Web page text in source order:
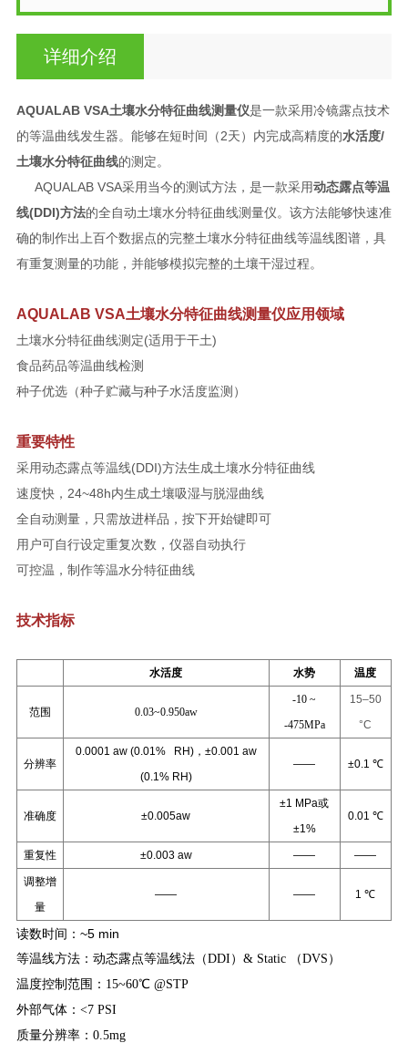
详细介绍
AQUALAB VSA土壤水分特征曲线测量仪是一款采用冷镜露点技术
的等温曲线发生器。能够在短时间（2天）内完成高精度的水活度/
土壤水分特征曲线的测定。
AQUALAB VSA采用当今的测试方法，是一款采用动态露点等温
线(DDI)方法的全自动土壤水分特征曲线测量仪。该方法能够快速准
确的制作出上百个数据点的完整土壤水分特征曲线等温线图谱，具
有重复测量的功能，并能够模拟完整的土壤干湿过程。
AQUALAB VSA土壤水分特征曲线测量仪应用领域
土壤水分特征曲线测定(适用于干土)
食品药品等温曲线检测
种子优选（种子贮藏与种子水活度监测）
重要特性
采用动态露点等温线(DDI)方法生成土壤水分特征曲线
速度快，24~48h内生成土壤吸湿与脱湿曲线
全自动测量，只需放进样品，按下开始键即可
用户可自行设定重复次数，仪器自动执行
可控温，制作等温水分特征曲线
技术指标
水活度 水势 温度
范围 0.03~0.950aw
-10 ~
-475MPa
15–50
°C
分辨率
0.0001 aw (0.01% RH)，±0.001 aw
(0.1% RH)
—— ±0.1 ℃
准确度 ±0.005aw
±1 MPa或
±1%
0.01 ℃
重复性 ±0.003 aw —— ——
调整增
量
—— —— 1 ℃
读数时间：~5 min
等温线方法：动态露点等温线法（DDI）& Static （DVS）
温度控制范围：15~60℃ @STP
外部气体：<7 PSI
质量分辨率：0.5mg